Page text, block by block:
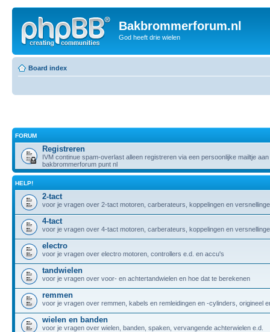
Bakbrommerforum.nl
God heeft drie wielen
Board index
FORUM
Registreren
IVM continue spam-overlast alleen registreren via een persoonlijke mailtje
bakbrommerforum punt nl
HELP!
2-tact
voor je vragen over 2-tact motoren, carberateurs, koppelingen en
4-tact
voor je vragen over 4-tact motoren, carberateurs, koppelingen en
electro
voor je vragen over electro motoren, controllers e.d. en accu's
tandwielen
voor je vragen over voor- en achtertandwielen en hoe dat te berekenen
remmen
voor je vragen over remmen, kabels en remleidingen en -cylinders, origineel
wielen en banden
voor je vragen over wielen, banden, spaken, vervangende achterwielen e.d.